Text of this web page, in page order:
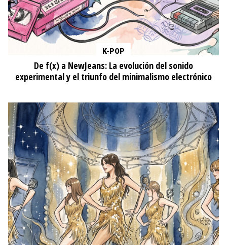
K-POP
De f(x) a NewJeans: La evolución del sonido
experimental y el triunfo del minimalismo electrónico